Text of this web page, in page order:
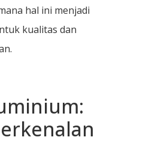
hal ini menjadi
kualitas dan